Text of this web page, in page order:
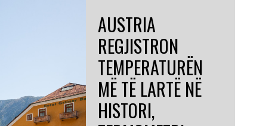
AUSTRIA
REGJISTRON
TEMPERATURËN
MË TË LARTË NË
HISTORI,